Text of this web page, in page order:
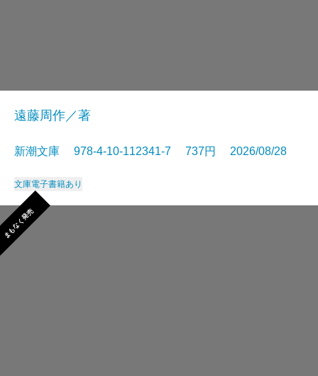
遠藤周作／著
新潮文庫 978-4-10-112341-7 737円 2026/08/28
文庫電子書籍あり
まもなく発売